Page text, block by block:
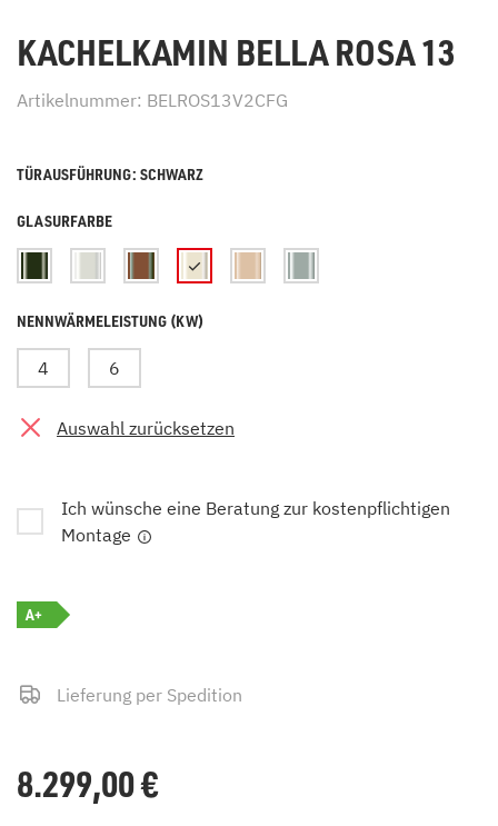
KACHELKAMIN BELLA ROSA 13
Artikelnummer: BELROS13V2CFG
TÜRAUSFÜHRUNG: SCHWARZ
GLASURFARBE
NENNWÄRMELEISTUNG (KW)
4 6
Auswahl zurücksetzen
Ich wünsche eine Beratung zur kostenpflichtigen
Montage
A+
Lieferung per Spedition
8.299,00€